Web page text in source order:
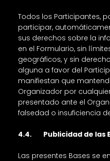
Todos los Participantes,
participar,
sus derechos sobre la
en el Formulario, sin
geográficos, y sin
alguna a favor del
manifiestan que
Organizador por
presentado ante el
falsedad o insuficiencia
4.4. Publicidad de las
Las presentes Bases se